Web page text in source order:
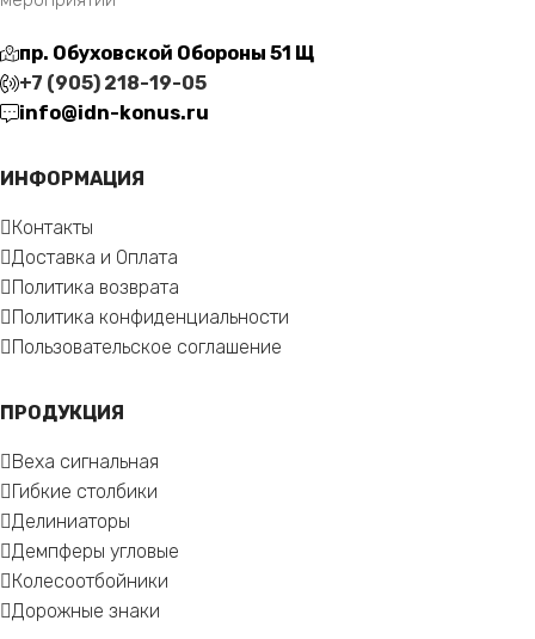
пр. Обуховской Обороны 51 Щ
+7 (905) 218-19-05
info@idn-konus.ru
ИНФОРМАЦИЯ
Контакты
Доставка и Оплата
Политика возврата
Политика конфиденциальности
Пользовательское соглашение
ПРОДУКЦИЯ
Веха сигнальная
Гибкие столбики
Делиниаторы
Демпферы угловые
Колесоотбойники
Дорожные знаки